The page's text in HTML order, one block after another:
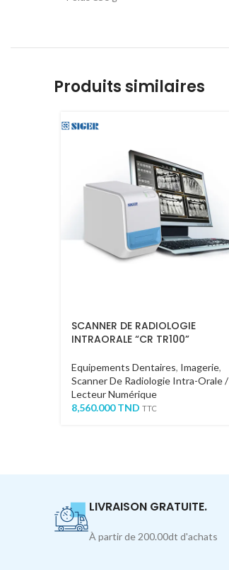
Produits similaires
SCANNER DE RADIOLOGIE
INTRAORALE “CR TR100”
Equipements Dentaires, Imagerie,
Scanner De Radiologie Intra-Orale /
Lecteur Numérique
8,560.000TND TTC
LIVRAISON GRATUITE.
À partir de 200.00dt d'achats